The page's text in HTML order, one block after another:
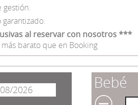
gestión.
al reservar con nosotros ***
más barato que en Booking
Bebé